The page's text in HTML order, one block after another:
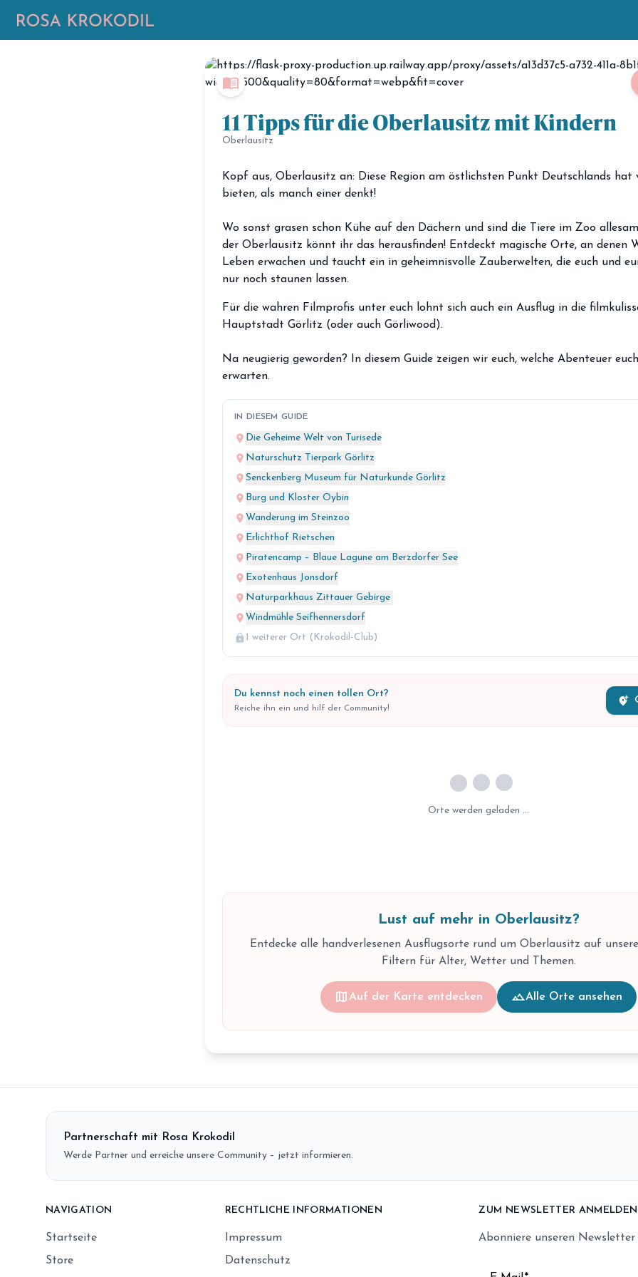
menu_book
11 Tipps für die Oberlausitz mit Kindern
Oberlausitz
Kopf aus, Oberlausitz an: Diese Region am östlichsten Punkt Deutschlands hat
bieten, als manch einer denkt!
Wo sonst grasen schon Kühe auf den Dächern und sind die Tiere im Zoo
der Oberlausitz könnt ihr das herausfinden! Entdeckt magische Orte, an denen
Leben erwachen und taucht ein in geheimnisvolle Zauberwelten, die euch und
nur noch staunen lassen.
Für die wahren Filmprofis unter euch lohnt sich auch ein Ausflug in die
Hauptstadt Görlitz (oder auch Görliwood).
Na neugierig geworden? In diesem Guide zeigen wir euch, welche Abenteuer
erwarten.
IN DIESEM GUIDE
place Die Geheime Welt von Turisede
place Naturschutz Tierpark Görlitz
place Senckenberg Museum für Naturkunde Görlitz
place Burg und Kloster Oybin
place Wanderung im Steinzoo
place Erlichthof Rietschen
place Piratencamp – Blaue Lagune am Berzdorfer See
place Exotenhaus Jonsdorf
place Naturparkhaus Zittauer Gebirge
place Windmühle Seifhennersdorf
lock 1 weiterer Ort (Krokodil-Club)
Du kennst noch einen tollen Ort?
Reiche ihn ein und hilf der Community!
add_location_alt
Laden...
Orte werden geladen …
Lust auf mehr in Oberlausitz?
Entdecke alle handverlesenen Ausflugsorte rund um Oberlausitz auf
Filtern für Alter, Wetter und Themen.
mapAuf der Karte entdecken landscapeAlle Orte ansehen
Partnerschaft mit Rosa Krokodil
Werde Partner und erreiche unsere Community – jetzt informieren.
NAVIGATION
Startseite
Store
RECHTLICHE INFORMATIONEN
Impressum
Datenschutz
ZUM NEWSLETTER ANMELDEN
Abonniere unseren